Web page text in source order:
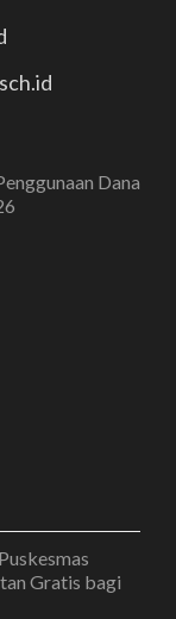
Dana
Gratis bagi